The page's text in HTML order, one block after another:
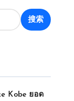
搜索
Kobe ยอด